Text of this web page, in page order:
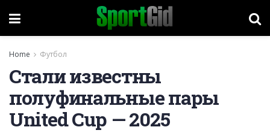
Home Футбол
Стали известны
полуфинальные пары
United Cup — 2025